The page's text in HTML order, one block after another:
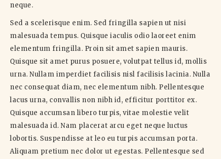
neque.
Sed a scelerisque enim. Sed fringilla sapien ut nisi
malesuada tempus. Quisque iaculis odio laoreet enim
elementum fringilla. Proin sit amet sapien mauris.
Quisque sit amet purus posuere, volutpat tellus id, mollis
urna. Nullam imperdiet facilisis nisl facilisis lacinia. Nulla
nec consequat diam, nec elementum nibh. Pellentesque
lacus urna, convallis non nibh id, efficitur porttitor ex.
Quisque accumsan libero turpis, vitae molestie velit
malesuada id. Nam placerat arcu eget neque luctus
lobortis. Suspendisse at leo eu turpis accumsan porta.
Aliquam pretium nec dolor ut egestas. Pellentesque sed